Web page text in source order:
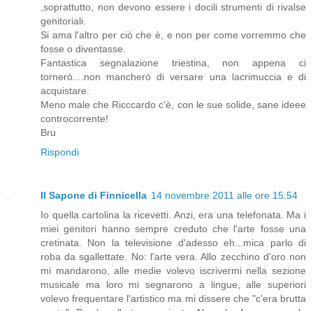
,soprattutto, non devono essere i docili strumenti di rivalse
genitoriali.
Si ama l'altro per ciò che è, e non per come vorremmo che
fosse o diventasse.
Fantastica segnalazione triestina, non appena ci
tornerò....non mancherò di versare una lacrimuccia e di
acquistare.
Meno male che Ricccardo c'è, con le sue solide, sane ideee
controcorrente!
Bru
Rispondi
Il Sapone di Finnicella 14 novembre 2011 alle ore 15:54
Io quella cartolina la ricevetti. Anzi, era una telefonata. Ma i
miei genitori hanno sempre creduto che l'arte fosse una
cretinata. Non la televisione d'adesso eh...mica parlo di
roba da sgallettate. No: l'arte vera. Allo zecchino d'oro non
mi mandarono, alle medie volevo iscrivermi nella sezione
musicale ma loro mi segnarono a lingue, alle superiori
volevo frequentare l'artistico ma mi dissere che "c'era brutta